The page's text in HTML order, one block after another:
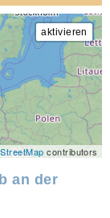
contributors
an der